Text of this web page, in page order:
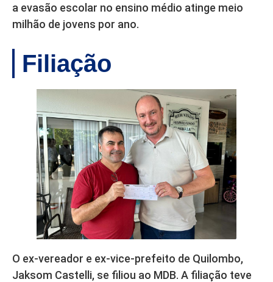
a evasão escolar no ensino médio atinge meio
milhão de jovens por ano.
Filiação
O ex-vereador e ex-vice-prefeito de Quilombo,
Jaksom Castelli, se filiou ao MDB. A filiação teve